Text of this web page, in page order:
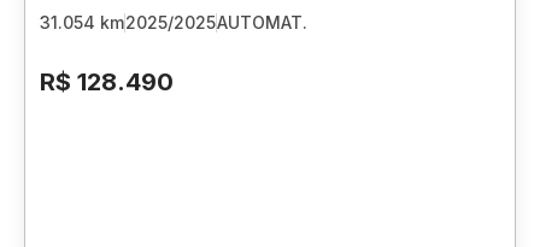
31.054 km2025/2025AUTOMAT.
R$ 128.490